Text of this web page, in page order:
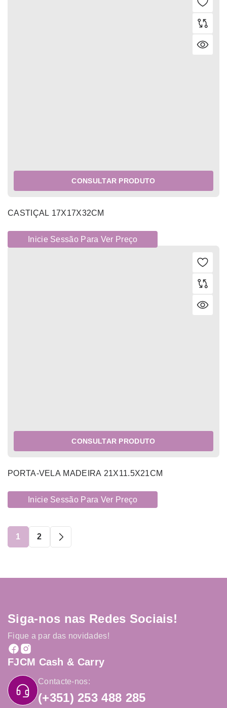
CONSULTAR PRODUTO
CASTIÇAL 17X17X32CM
Inicie Sessão Para Ver Preço
CONSULTAR PRODUTO
PORTA-VELA MADEIRA 21X11.5X21CM
Inicie Sessão Para Ver Preço
1 2
Siga-nos nas Redes Sociais!
Fique a par das novidades!
FJCM Cash & Carry
Contacte-nos:
(+351) 253 488 285